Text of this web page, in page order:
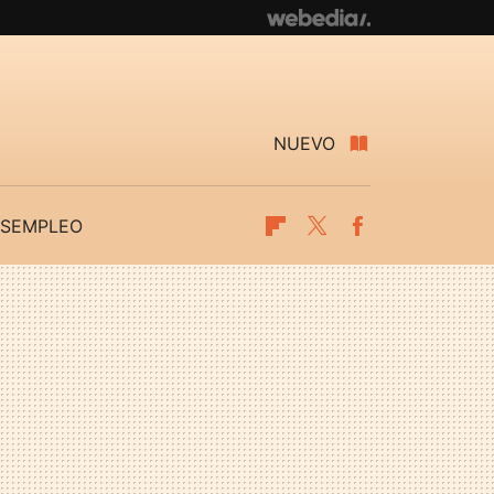
NUEVO
Flipboard
Twitter